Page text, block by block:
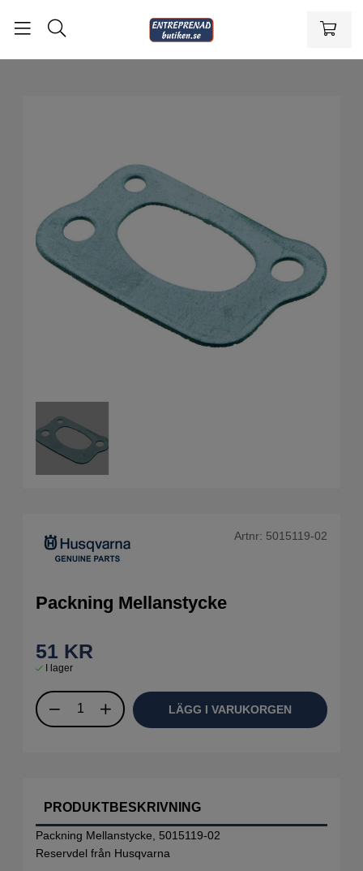
Artnr: 5015119-02
Packning Mellanstycke
51 KR
I lager
LÄGG I VARUKORGEN
PRODUKTBESKRIVNING
Packning Mellanstycke, 5015119-02
Reservdel från Husqvarna